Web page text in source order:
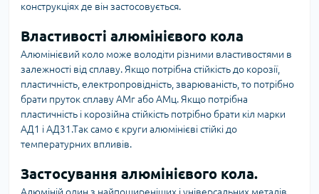
конструкціях де він застосовується.
Властивості алюмінієвого кола
Алюмінієвий коло може володіти різними властивостями в
залежності від сплаву. Якщо потрібна стійкість до корозії,
пластичність, електропровідність, зварюваність, то потрібно
брати пруток сплаву АМг або АМц. Якщо потрібна
пластичність і корозійна стійкість потрібно брати кіл марки
АД1 і АД31.Так само є круги алюмінієві стійкі до
температурних впливів.
Застосування алюмінієвого кола.